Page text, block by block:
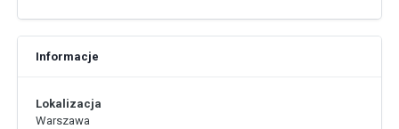
Informacje
Lokalizacja
Warszawa